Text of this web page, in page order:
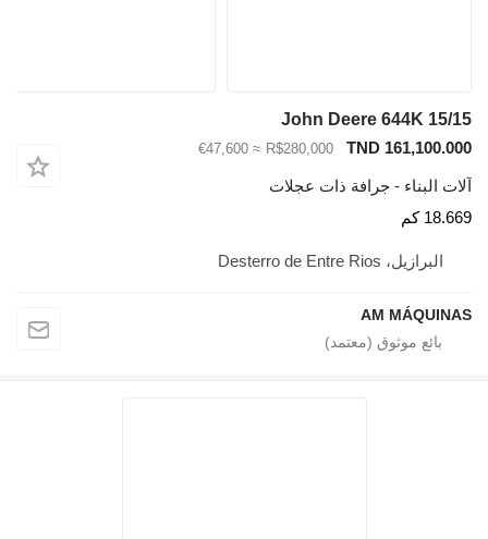
John Deere 644K 15/15
TND 161,100.000
R$280,000
≈ €47,600
آلات البناء - جرافة ذات عجلات
18.669 كم
البرازيل، Desterro de Entre Rios
AM MÁQUINAS